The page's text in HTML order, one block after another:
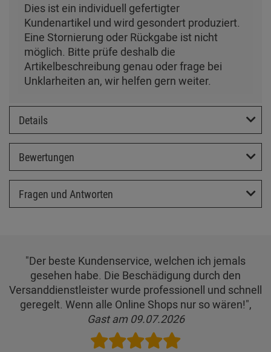
Dies ist ein individuell gefertigter
Kundenartikel und wird gesondert produziert.
Eine Stornierung oder Rückgabe ist nicht
möglich. Bitte prüfe deshalb die
Artikelbeschreibung genau oder frage bei
Unklarheiten an, wir helfen gern weiter.
Details
Bewertungen
Fragen und Antworten
"Der beste Kundenservice, welchen ich jemals
gesehen habe. Die Beschädigung durch den
Versanddienstleister wurde professionell und schnell
geregelt. Wenn alle Online Shops nur so wären!",
Gast am 09.07.2026